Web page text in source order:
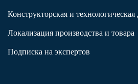
Конструкторская и
Локализация производства и товара
Подписка на экспертов